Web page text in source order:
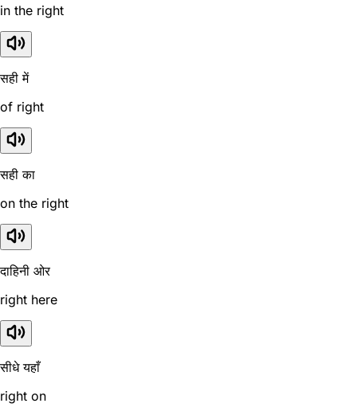
in the right
सही में
of right
सही का
on the right
दाहिनी ओर
right here
सीधे यहाँ
right on